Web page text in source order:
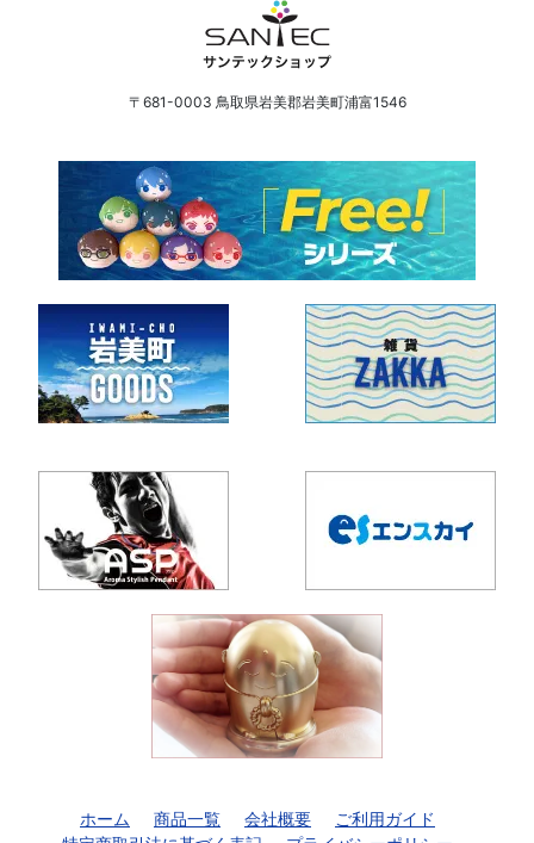
〒681-0003 鳥取県岩美郡岩美町浦富1546
ホーム 商品一覧 会社概要
ご利用ガイド